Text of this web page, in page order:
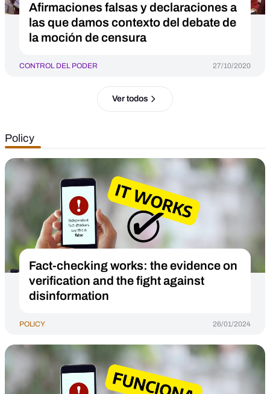
Afirmaciones falsas y declaraciones a
las que damos contexto del debate de
la moción de censura
CONTROL DEL PODER 27/10/2020
Ver todos
Policy
Fact-checking works: the evidence on
verification and the fight against
disinformation
POLICY 26/01/2024